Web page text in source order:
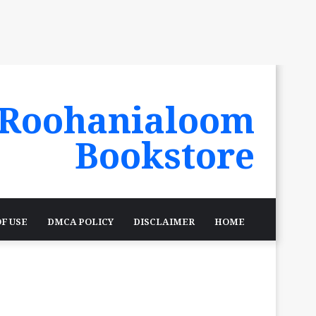
Bookstore
HOME
DISCLAIMER
DMCA POLICY
USE